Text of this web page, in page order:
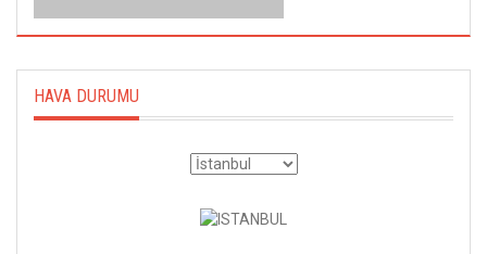
HAVA DURUMU